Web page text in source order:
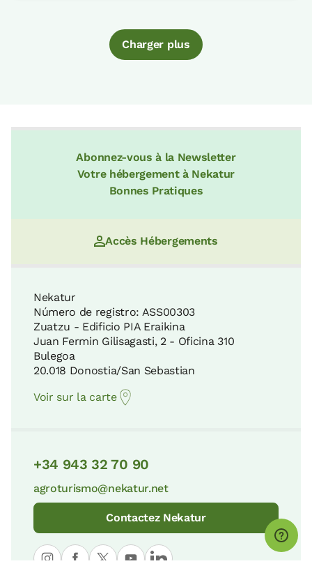
Charger plus
Abonnez-vous à la Newsletter
Votre hébergement à Nekatur
Bonnes Pratiques
Accès Hébergements
Nekatur
Número de registro: ASS00303
Zuatzu - Edificio PIA Eraikina
Juan Fermin Gilisagasti, 2 - Oficina 310
Bulegoa
20.018 Donostia/San Sebastian
Voir sur la carte
+34 943 32 70 90
agroturismo@nekatur.net
Contactez Nekatur